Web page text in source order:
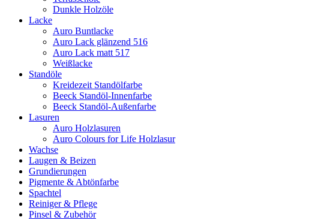
Dunkle Holzöle
Lacke
Auro Buntlacke
Auro Lack glänzend 516
Auro Lack matt 517
Weißlacke
Standöle
Kreidezeit Standölfarbe
Beeck Standöl-Innenfarbe
Beeck Standöl-Außenfarbe
Lasuren
Auro Holzlasuren
Auro Colours for Life Holzlasur
Wachse
Laugen & Beizen
Grundierungen
Pigmente & Abtönfarbe
Spachtel
Reiniger & Pflege
Pinsel & Zubehör